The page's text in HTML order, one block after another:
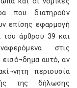
που διατηρούν
επίσης εφαρμογή
του άρθρου 39 και
στις
αυτό, αν
περιουσία
της δήλωσης